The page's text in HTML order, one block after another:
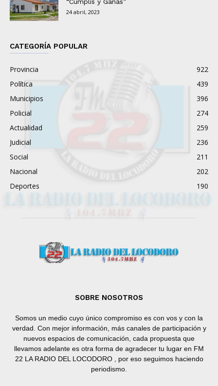
“Cumplís y Ganás”
24 abril, 2023
CATEGORÍA POPULAR
Provincia
922
Política
439
Municipios
396
Policial
274
Actualidad
259
Judicial
236
Social
211
Nacional
202
Deportes
190
SOBRE NOSOTROS
Somos un medio cuyo único compromiso es con vos y con la
verdad. Con mejor información, más canales de participación y
nuevos espacios de comunicación, cada propuesta que
llevamos adelante es otra forma de agradecer tu lugar en FM
22 LA RADIO DEL LOCODORO , por eso seguimos haciendo
periodismo.